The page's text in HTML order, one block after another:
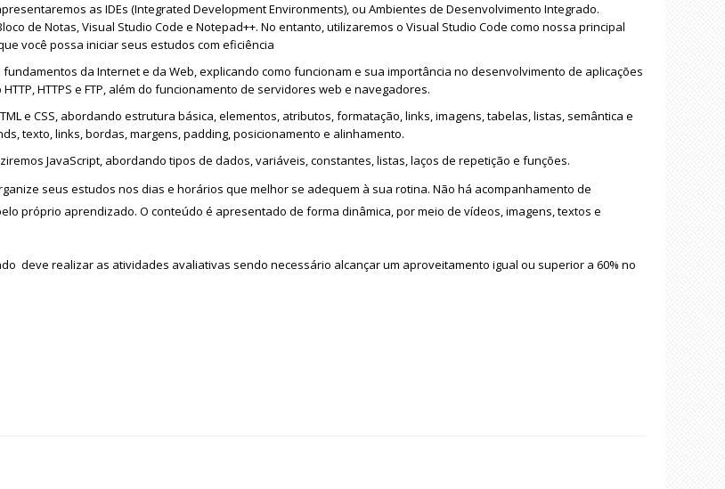
as IDEs (Integrated Development Environments), ou Ambientes de Desenvolvimento Integrado.
de Notas, Visual Studio Code e Notepad++. No entanto, utilizaremos o Visual Studio Code como nossa principal
você possa iniciar seus estudos com eficiência
fundamentos da Internet e da Web, explicando como funcionam e sua importância no desenvolvimento de aplicações
HTTPS e FTP, além do funcionamento de servidores web e navegadores.
e CSS, abordando estrutura básica, elementos, atributos, formatação, links, imagens, tabelas, listas, semântica e
texto, links, bordas, margens, padding, posicionamento e alinhamento.
JavaScript, abordando tipos de dados, variáveis, constantes, listas, laços de repetição e funções.
seus estudos nos dias e horários que melhor se adequem à sua rotina. Não há acompanhamento de
próprio aprendizado. O conteúdo é apresentado de forma dinâmica, por meio de vídeos, imagens, textos e
deve realizar as atividades avaliativas sendo necessário alcançar um aproveitamento igual ou superior a 60% no